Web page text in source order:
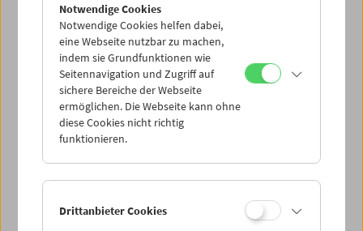
Di 11.8.
Mi 12.8.
Do 13.8.
Sa 15.8.
Notwendige Cookies
Notwendige Cookies helfen dabei,
eine Webseite nutzbar zu machen,
indem sie Grundfunktionen wie
Seitennavigation und Zugriff auf
sichere Bereiche der Webseite
ermöglichen. Die Webseite kann ohne
diese Cookies nicht richtig
funktionieren.
Drittanbieter Cookies